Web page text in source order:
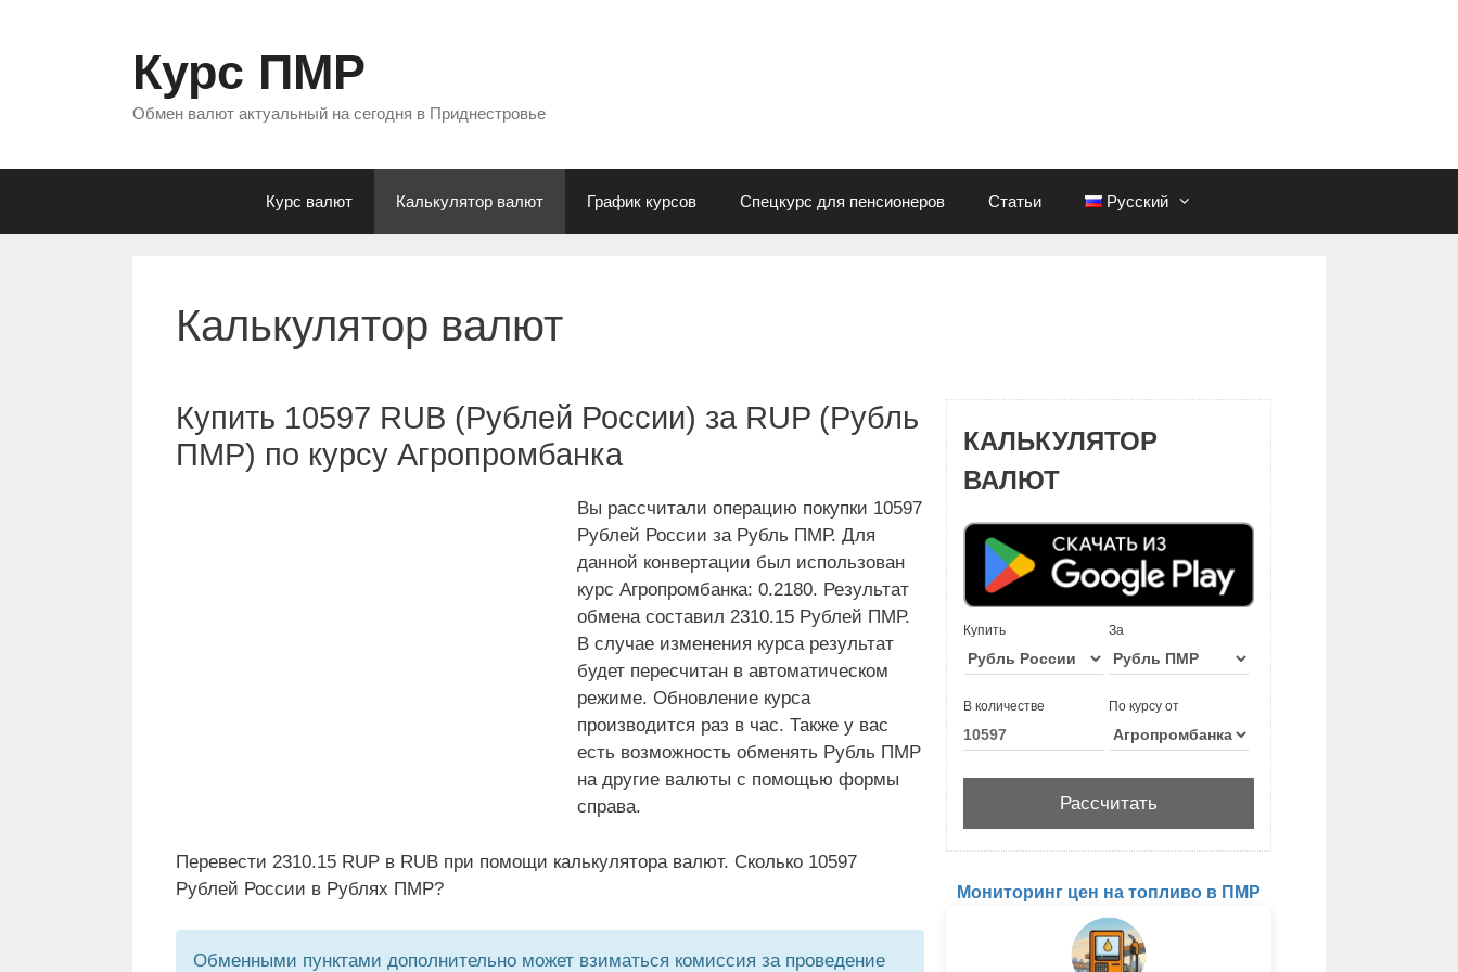
Курс ПМР
Обмен валют актуальный на сегодня в Приднестровье
Курс валют Калькулятор валют График курсов Спецкурс для пенсионеров Статьи Русский
Калькулятор валют
Купить 10597 RUB (Рублей России) за RUP (Рубль
ПМР) по курсу Агропромбанка
Вы рассчитали операцию покупки 10597
Рублей России за Рубль ПМР. Для
данной конвертации был использован
курс Агропромбанка: 0.2180. Результат
обмена составил 2310.15 Рублей ПМР.
В случае изменения курса результат
будет пересчитан в автоматическом
режиме. Обновление курса
производится раз в час. Также у вас
есть возможность обменять Рубль ПМР
на другие валюты с помощью формы
справа.
Перевести 2310.15 RUP в RUB при помощи калькулятора валют. Сколько 10597
Рублей России в Рублях ПМР?
Обменными пунктами дополнительно может взиматься комиссия за проведение
КАЛЬКУЛЯТОР
ВАЛЮТ
Купить За
В количестве По курсу от
Мониторинг цен на топливо в ПМР